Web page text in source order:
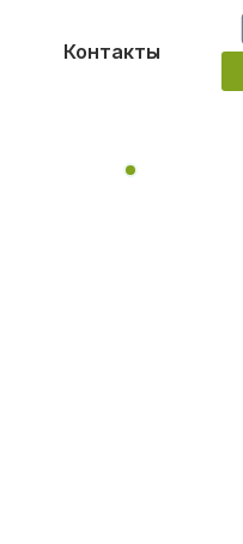
Контакты